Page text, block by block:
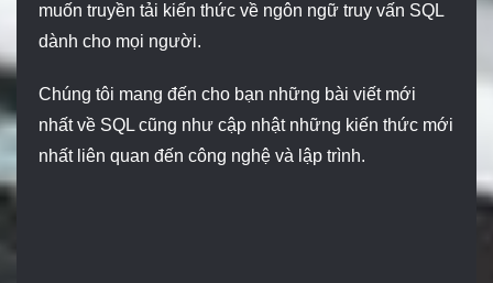
muốn truyền tải kiến thức về ngôn ngữ truy vấn SQL
dành cho mọi người.
Chúng tôi mang đến cho bạn những bài viết mới
nhất về SQL cũng như cập nhật những kiến thức mới
nhất liên quan đến công nghệ và lập trình.